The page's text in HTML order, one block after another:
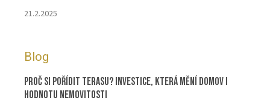
21.2.2025
Blog
Proč si pořídit terasu? Investice, která mění domov i
hodnotu nemovitosti